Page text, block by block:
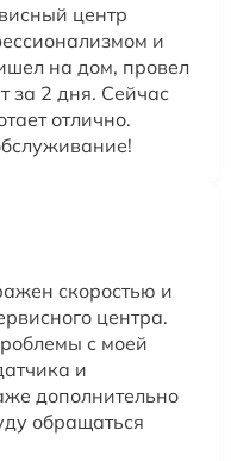
центр
и
на дом, провел
за 2 дня. Сейчас
отлично.
скоростью и
центра.
с моей
и
дополнительно
обращаться